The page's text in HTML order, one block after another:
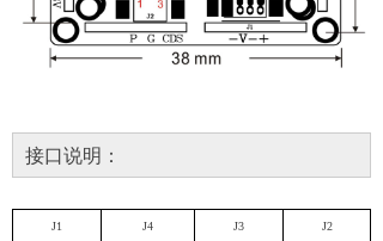
接口说明：
J1 J4 J3 J2